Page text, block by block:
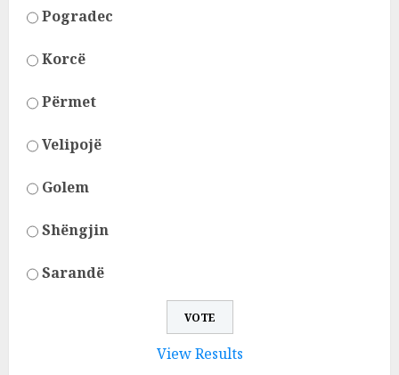
Pogradec
Korcë
Përmet
Velipojë
Golem
Shëngjin
Sarandë
View Results